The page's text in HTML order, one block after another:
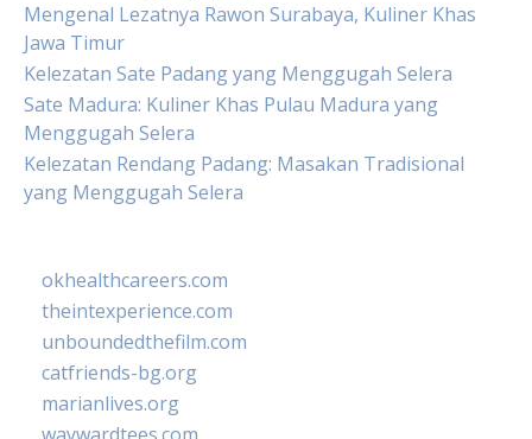
Mengenal Lezatnya Rawon Surabaya, Kuliner Khas
Jawa Timur
Kelezatan Sate Padang yang Menggugah Selera
Sate Madura: Kuliner Khas Pulau Madura yang
Menggugah Selera
Kelezatan Rendang Padang: Masakan Tradisional
yang Menggugah Selera
okhealthcareers.com
theintexperience.com
unboundedthefilm.com
catfriends-bg.org
marianlives.org